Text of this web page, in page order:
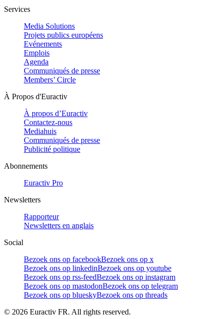
Services
Media Solutions
Projets publics européens
Evénements
Emplois
Agenda
Communiqués de presse
Members’ Circle
À Propos d'Euractiv
À propos d’Euractiv
Contactez-nous
Mediahuis
Communiqués de presse
Publicité politique
Abonnements
Euractiv Pro
Newsletters
Rapporteur
Newsletters en anglais
Social
Bezoek ons op facebookBezoek ons op x
Bezoek ons op linkedinBezoek ons op youtube
Bezoek ons op rss-feedBezoek ons op instagram
Bezoek ons op mastodonBezoek ons op telegram
Bezoek ons op blueskyBezoek ons op threads
© 2026 Euractiv FR. All rights reserved.